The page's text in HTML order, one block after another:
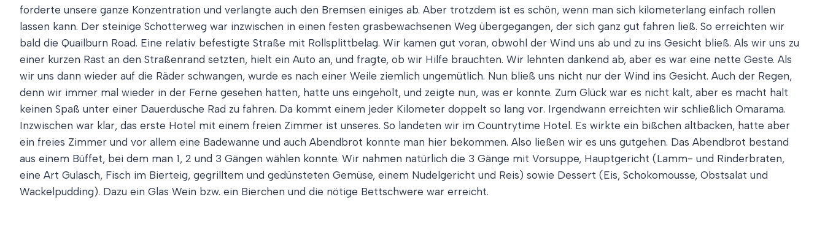
forderte unsere ganze Konzentration und verlangte auch den Bremsen einiges ab. Aber trotzdem ist es schön, wenn man sich kilometerlang einfach rollen
lassen kann. Der steinige Schotterweg war inzwischen in einen festen grasbewachsenen Weg übergegangen, der sich ganz gut fahren ließ. So erreichten wir
bald die Quailburn Road. Eine relativ befestigte Straße mit Rollsplittbelag. Wir kamen gut voran, obwohl der Wind uns ab und zu ins Gesicht bließ. Als wir uns zu
einer kurzen Rast an den Straßenrand setzten, hielt ein Auto an, und fragte, ob wir Hilfe brauchten. Wir lehnten dankend ab, aber es war eine nette Geste. Als
wir uns dann wieder auf die Räder schwangen, wurde es nach einer Weile ziemlich ungemütlich. Nun bließ uns nicht nur der Wind ins Gesicht. Auch der Regen,
denn wir immer mal wieder in der Ferne gesehen hatten, hatte uns eingeholt, und zeigte nun, was er konnte. Zum Glück war es nicht kalt, aber es macht halt
keinen Spaß unter einer Dauerdusche Rad zu fahren. Da kommt einem jeder Kilometer doppelt so lang vor. Irgendwann erreichten wir schließlich Omarama.
Inzwischen war klar, das erste Hotel mit einem freien Zimmer ist unseres. So landeten wir im Countrytime Hotel. Es wirkte ein bißchen altbacken, hatte aber
ein freies Zimmer und vor allem eine Badewanne und auch Abendbrot konnte man hier bekommen. Also ließen wir es uns gutgehen. Das Abendbrot bestand
aus einem Büffet, bei dem man 1, 2 und 3 Gängen wählen konnte. Wir nahmen natürlich die 3 Gänge mit Vorsuppe, Hauptgericht (Lamm- und Rinderbraten,
eine Art Gulasch, Fisch im Bierteig, gegrilltem und gedünsteten Gemüse, einem Nudelgericht und Reis) sowie Dessert (Eis, Schokomousse, Obstsalat und
Wackelpudding). Dazu ein Glas Wein bzw. ein Bierchen und die nötige Bettschwere war erreicht.